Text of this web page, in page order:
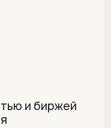
и биржей